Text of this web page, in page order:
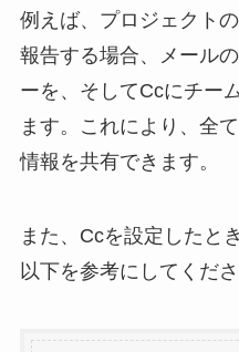
例えば、プロジェクト
報告する場合、メール
ーを、そしてCcにチー
ます。これにより、全
情報を共有できます。
また、Ccを設定したと
以下を参考にしてくださ